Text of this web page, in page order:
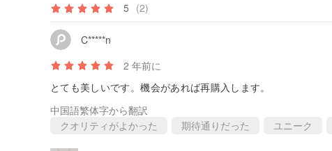
5 (2)
C*****n
2 年前に
とても美しいです。機会があれば再購入します。
中国語繁体字から翻訳
クオリティがよかった
期待通りだった ユニーク